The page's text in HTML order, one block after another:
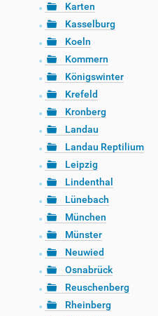
Karten
Kasselburg
Koeln
Kommern
Königswinter
Krefeld
Kronberg
Landau
Landau Reptilium
Leipzig
Lindenthal
Lünebach
München
Münster
Neuwied
Osnabrück
Reuschenberg
Rheinberg